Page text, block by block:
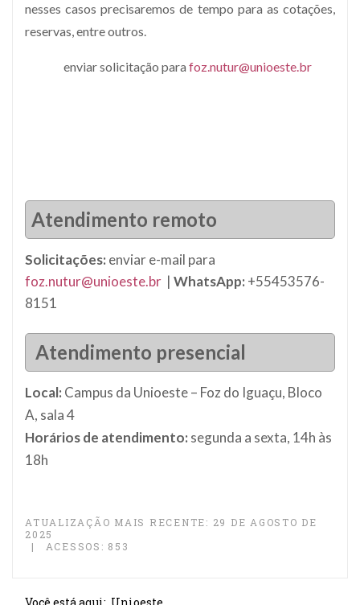
nesses casos precisaremos de tempo para as cotações,
reservas, entre outros.
enviar solicitação para foz.nutur@unioeste.br
Atendimento remoto
Solicitações: enviar e-mail para
foz.nutur@unioeste.br | WhatsApp: +55453576-
8151
Atendimento presencial
Local: Campus da Unioeste – Foz do Iguaçu, Bloco
A, sala 4
Horários de atendimento: segunda a sexta, 14h às
18h
ATUALIZAÇÃO MAIS RECENTE: 29 DE AGOSTO DE
2025
ACESSOS: 853